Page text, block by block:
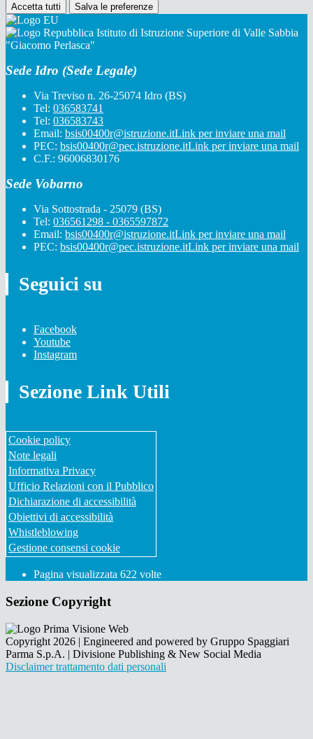
Accetta tutti Salva le preferenze
Istituto di Istruzione Superiore di Valle Sabbia
"Giacomo Perlasca"
Sede Idro (Sede Legale)
Via Treviso n. 26-25074 Idro (BS)
Tel: 036583741
Tel: 036583743
Email: bsis00400r@istruzione.itLink per inviare una mail
PEC: bsis00400r@pec.istruzione.itLink per inviare una mail
C.F.: 96006830176
Sede Vobarno
Via Sottostrada - 25079 (BS)
Tel: 036561298 - 0365597872
Email: bsis00400r@istruzione.itLink per inviare una mail
PEC: bsis00400r@pec.istruzione.itLink per inviare una mail
Seguici su
Facebook
Youtube
Instagram
Sezione Link Utili
Cookie policy
Note legali
Informativa Privacy
Ufficio Relazioni con il Pubblico
Dichiarazione di accessibilità
Obiettivi di accessibilità
Whistleblowing
Gestione consensi cookie
Pagina visualizzata 622 volte
Sezione Copyright
Copyright 2026 | Engineered and powered by Gruppo Spaggiari
Parma S.p.A. | Divisione Publishing & New Social Media
Disclaimer trattamento dati personali